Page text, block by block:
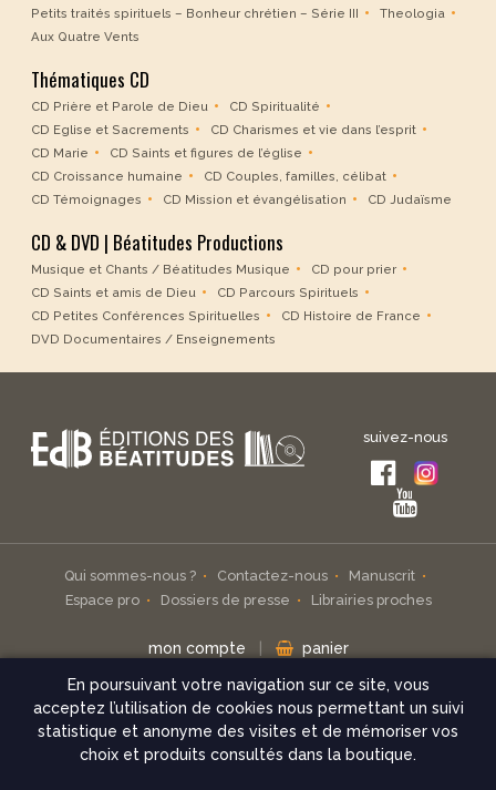
Petits traités spirituels – Bonheur chrétien – Série III
Theologia
Aux Quatre Vents
Thématiques CD
CD Prière et Parole de Dieu
CD Spiritualité
CD Eglise et Sacrements
CD Charismes et vie dans l’esprit
CD Marie
CD Saints et figures de l’église
CD Croissance humaine
CD Couples, familles, célibat
CD Témoignages
CD Mission et évangélisation CD Judaïsme
CD & DVD | Béatitudes Productions
Musique et Chants / Béatitudes Musique
CD pour prier
CD Saints et amis de Dieu
CD Parcours Spirituels
CD Petites Conférences Spirituelles
CD Histoire de France
DVD Documentaires / Enseignements
suivez-nous
Qui sommes-nous ? Contactez-nous
Manuscrit
Espace pro
Dossiers de presse Librairies proches
mon compte panier
Inscrivez-vous à notre infolettre
check
En poursuivant votre navigation sur ce site, vous
acceptez l’utilisation de cookies nous permettant un suivi
statistique et anonyme des visites et de mémoriser vos
choix et produits consultés dans la boutique.